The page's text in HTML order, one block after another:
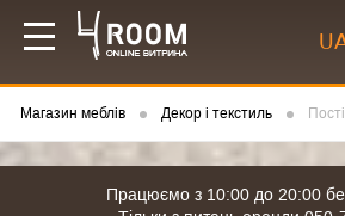
Магазин меблів Декор і текстиль
Працюємо з 10:00 до 20:00